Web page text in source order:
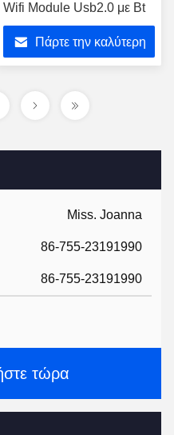
Miss. Joanna
86-755-23191990
86-755-23191990
τώρα
Wifi Module Usb2.0 με Bt
Πάρτε την καλύτερη